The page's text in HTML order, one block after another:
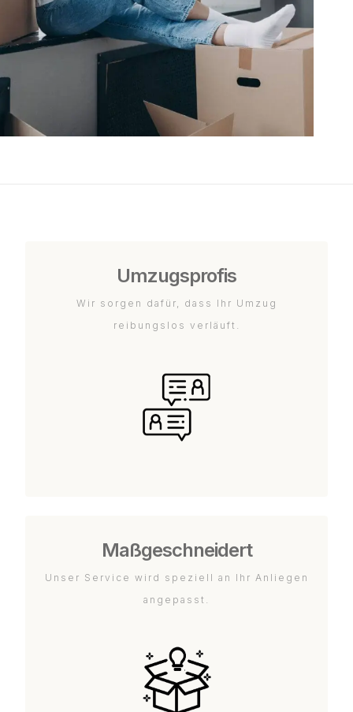
Umzugsprofis
Wir sorgen dafür, dass Ihr Umzug
reibungslos verläuft.
Maßgeschneidert
Unser Service wird speziell an Ihr Anliegen
angepasst.